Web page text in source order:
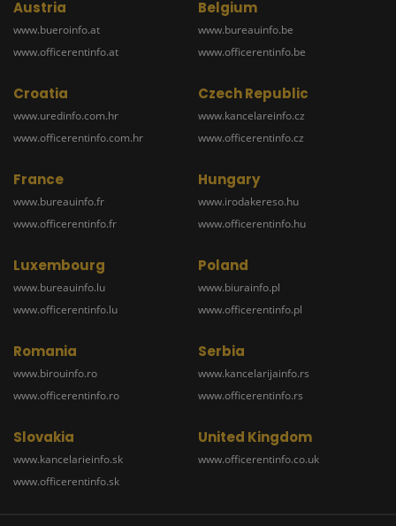
Austria
www.bueroinfo.at
www.officerentinfo.at
Belgium
www.bureauinfo.be
www.officerentinfo.be
Croatia
www.uredinfo.com.hr
www.officerentinfo.com.hr
Czech Republic
www.kancelareinfo.cz
www.officerentinfo.cz
France
www.bureauinfo.fr
www.officerentinfo.fr
Hungary
www.irodakereso.hu
www.officerentinfo.hu
Luxembourg
www.bureauinfo.lu
www.officerentinfo.lu
Poland
www.biurainfo.pl
www.officerentinfo.pl
Romania
www.birouinfo.ro
www.officerentinfo.ro
Serbia
www.kancelarijainfo.rs
www.officerentinfo.rs
Slovakia
www.kancelarieinfo.sk
www.officerentinfo.sk
United Kingdom
www.officerentinfo.co.uk